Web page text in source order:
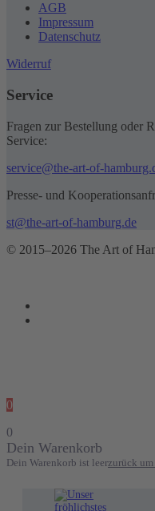
AGB
Impressum
Datenschutz
Widerruf
Service
Fragen zur Bestellung oder
Service:
service@the-art-of-
Presse- und
st@the-art-of-hamburg.de
© 2015–2026 The Art of
0
0
Dein Warenkorb
Dein Warenkorb ist leerzurück um